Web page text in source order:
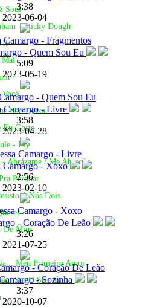
Soul
- Sticky Dough
It
Mal
Você
Não Deixa
Eu Gosto
- Fly
- Abrázame / Me Abracé
Perdoar
A Nós Dois
De Mim
Meu Primeiro Amor
Ser O Seu Amor
3:38
2023-06-04
Camargo - Fragmentos
5:09
2023-05-19
- Quem Sou Eu
3:58
2023-04-28
Camargo - Livre
2:56
2023-02-10
Camargo - Xoxo
3:26
2021-07-25
- Coração De Leão
3:37
2020-10-07